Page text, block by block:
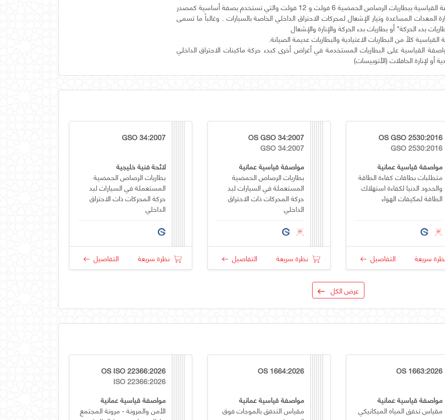
تختص هذه المواصفة القياسية ببطاريات الرصاص الحمضية 6 فولت و 12 فولت والتي تستخدم بصفة أساسية كمصدر
المعدات المساعدة وتيار الإشعال لمحركات الاحتراق الداخلي الخاصة بالسيارات . وغالباً ما تسمى
القياسية على البطاريات المستخدمة في أغراض أخرى كبدء حركة ماكينات الاحتراق الداخلي
أو لإنارة الحافلات (الأتوبيسات)
OS GSO 2530:2016
GSO 2530:2016
مواصفة قياسية عمانية
متطلبات بطاقات كفاءة الطاقة
والحدود الدنيا لكفاءة استهلاك
الطاقة لمكيفات الهواء
سريعة التفاصيل
OS GSO 34:2007
GSO 34:2007
مواصفة قياسية عمانية
بطاريات الرصاص الحمضية
المستعملة في السيارات لبد
حركة المحركات ذات الاحتراق
الداخلي
نظرة سريعة التفاصيل
GSO 34:2007
لائحة فنية خليجية
بطاريات الرصاص الحمضية
المستعملة في السيارات لبد
حركة المحركات ذات الاحتراق
الداخلي
نظرة سريعة التفاصيل
عرض الكل
OS 1663:2026
مواصفة قياسية عمانية
مقياس تدفق المياه الميكانيكي
OS 1664:2026
مواصفة قياسية عمانية
مقياس التدفق بالموجات فوق
OS ISO 22366:2026
ISO 22366:2026
مواصفة قياسية عمانية
الأمن والمرونة - مرونة المجتمع